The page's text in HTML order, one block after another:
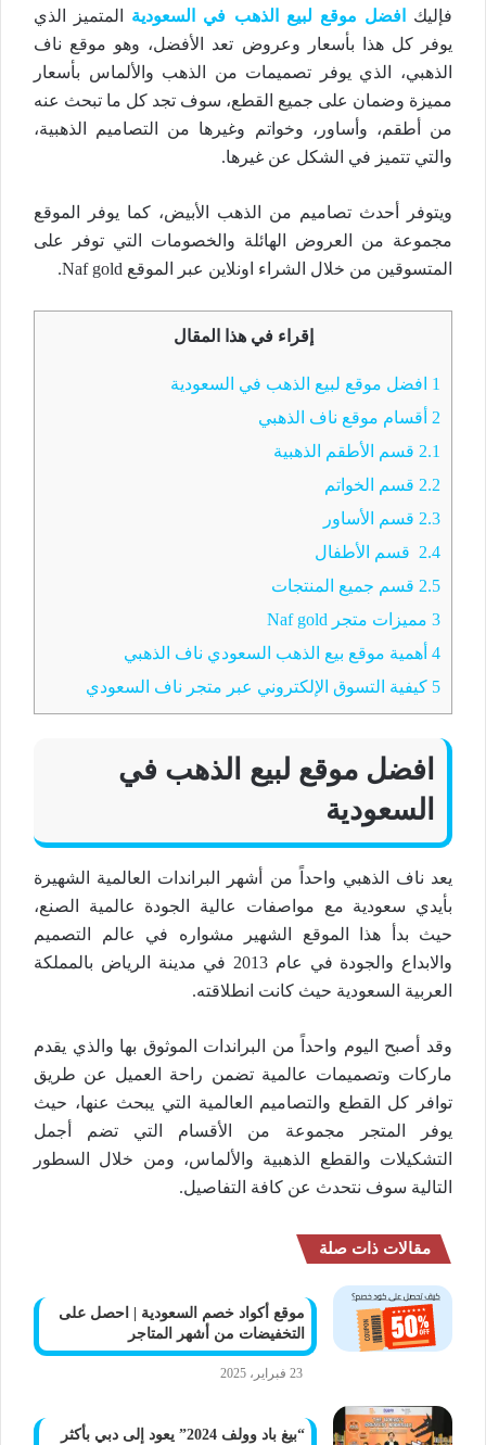
فإليك
افضل موقع لبيع الذهب في السعودية
المتميز الذي
يوفر كل هذا بأسعار وعروض تعد الأفضل، وهو موقع ناف
الذهبي، الذي يوفر تصميمات من الذهب والألماس بأسعار
مميزة وضمان على جميع القطع، سوف تجد كل ما تبحث عنه
من أطقم، وأساور، وخواتم وغيرها من التصاميم الذهبية،
والتي تتميز في الشكل عن غيرها.
ويتوفر أحدث تصاميم من الذهب الأبيض، كما يوفر الموقع
مجموعة من العروض الهائلة والخصومات التي توفر على
المتسوقين من خلال الشراء اونلاين عبر الموقع Naf gold.
إقراء في هذا المقال
1 افضل موقع لبيع الذهب في السعودية
2 أقسام موقع ناف الذهبي
2.1 قسم الأطقم الذهبية
2.2 قسم الخواتم
2.3 قسم الأساور
2.4 قسم الأطفال
2.5 قسم جميع المنتجات
3 مميزات متجر Naf gold
4 أهمية موقع بيع الذهب السعودي ناف الذهبي
5 كيفية التسوق الإلكتروني عبر متجر ناف السعودي
افضل موقع لبيع الذهب في
السعودية
يعد ناف الذهبي واحداً من أشهر البراندات العالمية الشهيرة
بأيدي سعودية مع مواصفات عالية الجودة عالمية الصنع،
حيث بدأ هذا الموقع الشهير مشواره في عالم التصميم
والابداع والجودة في عام 2013 في مدينة الرياض بالمملكة
العربية السعودية حيث كانت انطلاقته.
وقد أصبح اليوم واحداً من البراندات الموثوق بها والذي يقدم
ماركات وتصميمات عالمية تضمن راحة العميل عن طريق
توافر كل القطع والتصاميم العالمية التي يبحث عنها، حيث
يوفر المتجر مجموعة من الأقسام التي تضم أجمل
التشكيلات والقطع الذهبية والألماس، ومن خلال السطور
التالية سوف نتحدث عن كافة التفاصيل.
مقالات ذات صلة
موقع أكواد خصم السعودية | احصل على
التخفيضات من أشهر المتاجر
23 فبراير، 2025
“بيغ باد وولف 2024” يعود إلى دبي بأكثر